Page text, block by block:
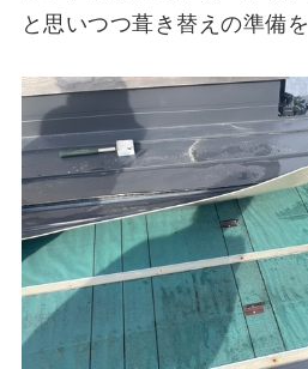
と思いつつ葺き替えの準備を